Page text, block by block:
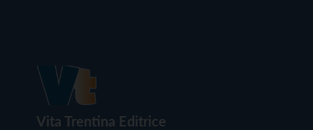
Vita Trentina Editrice